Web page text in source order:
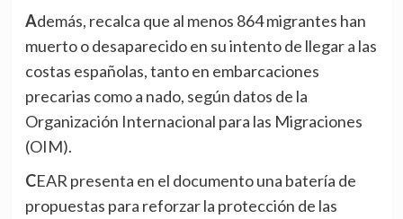
Además, recalca que al menos 864 migrantes han
muerto o desaparecido en su intento de llegar a las
costas españolas, tanto en embarcaciones
precarias como a nado, según datos de la
Organización Internacional para las Migraciones
(OIM).
CEAR presenta en el documento una batería de
propuestas para reforzar la protección de las